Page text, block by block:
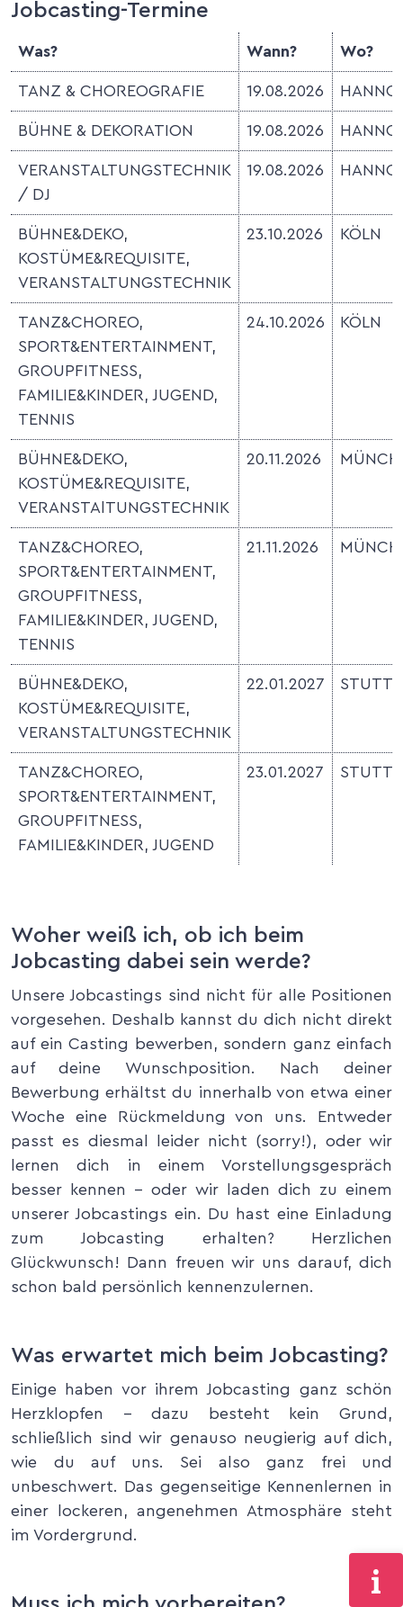
Jobcasting-Termine
Was? Wann? Wo?
TANZ & CHOREOGRAFIE 19.08.2026
BÜHNE & DEKORATION 19.08.2026
VERANSTALTUNGSTECHNIK
/ DJ
19.08.2026
BÜHNE&DEKO,
KOSTÜME&REQUISITE,
VERANSTALTUNGSTECHNIK
23.10.2026 KÖLN
TANZ&CHOREO,
SPORT&ENTERTAINMENT,
GROUPFITNESS,
FAMILIE&KINDER, JUGEND,
TENNIS
24.10.2026 KÖLN
BÜHNE&DEKO,
KOSTÜME&REQUISITE,
VERANSTAlTUNGSTECHNIK
20.11.2026
TANZ&CHOREO,
SPORT&ENTERTAINMENT,
GROUPFITNESS,
FAMILIE&KINDER, JUGEND,
TENNIS
21.11.2026
BÜHNE&DEKO,
KOSTÜME&REQUISITE,
VERANSTALTUNGSTECHNIK
22.01.2027
TANZ&CHOREO,
SPORT&ENTERTAINMENT,
GROUPFITNESS,
FAMILIE&KINDER, JUGEND
23.01.2027
Woher weiß ich, ob ich beim
Jobcasting dabei sein werde?
Unsere Jobcastings sind nicht für alle Positionen
vorgesehen. Deshalb kannst du dich nicht direkt
auf ein Casting bewerben, sondern ganz einfach
auf deine Wunschposition. Nach deiner
Bewerbung erhältst du innerhalb von etwa einer
Woche eine Rückmeldung von uns. Entweder
passt es diesmal leider nicht (sorry!), oder wir
lernen dich in einem Vorstellungsgespräch
besser kennen – oder wir laden dich zu einem
unserer Jobcastings ein. Du hast eine Einladung
zum Jobcasting erhalten? Herzlichen
Glückwunsch! Dann freuen wir uns darauf, dich
schon bald persönlich kennenzulernen.
Was erwartet mich beim Jobcasting?
Einige haben vor ihrem Jobcasting ganz schön
Herzklopfen – dazu besteht kein Grund,
schließlich sind wir genauso neugierig auf dich,
wie du auf uns. Sei also ganz frei und
unbeschwert. Das gegenseitige Kennenlernen in
einer lockeren, angenehmen Atmosphäre steht
im Vordergrund.